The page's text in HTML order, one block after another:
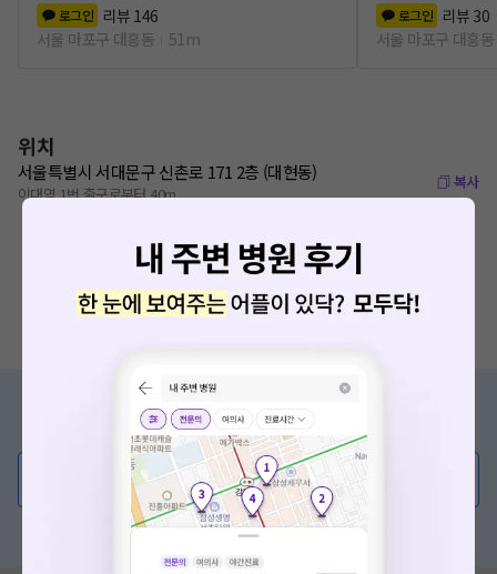
로그인 리뷰 146
서울 마포구 대흥동
51m
로그인 리뷰 30
서울 마포구 대흥동
위치
서울특별시 서대문구 신촌로 171 2층 (대현동)
이대역 1번 출구로부터 40m
복사
증상/치료, 궁금한 점이 있나요?
의사가 직접 답해드려요!
💬 무엇이든 물어보세요
혹은, 의료상담 서비스에 다양한 게시글 보러가기